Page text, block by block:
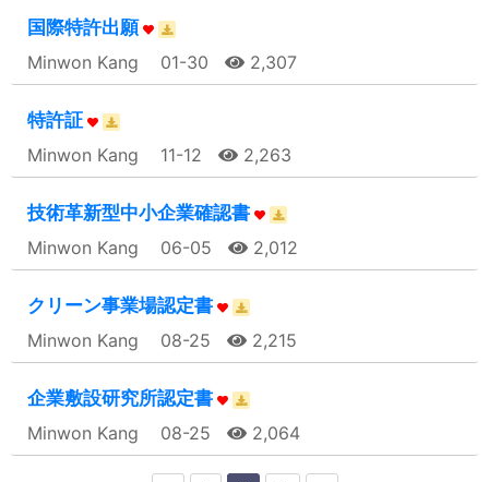
国際特許出願
Minwon Kang 01-30 2,307
特許証
Minwon Kang 11-12 2,263
技術革新型中小企業確認書
Minwon Kang 06-05 2,012
クリーン事業場認定書
Minwon Kang 08-25 2,215
企業敷設研究所認定書
Minwon Kang 08-25 2,064